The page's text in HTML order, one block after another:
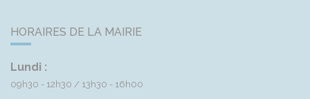
HORAIRES DE LA MAIRIE
Lundi :
09h30 - 12h30 13h30 - 16h00